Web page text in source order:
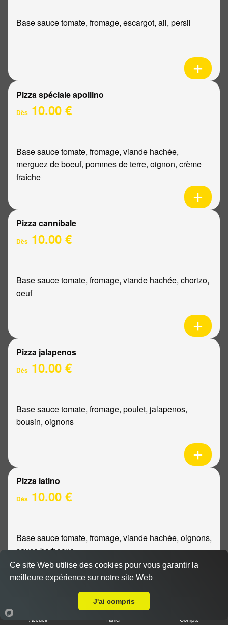
Base sauce tomate, fromage, escargot, ail, persil
Pizza spéciale apollino
Dès 10.00 €
Base sauce tomate, fromage, viande hachée,
merguez de boeuf, pommes de terre, oignon, crème
fraîche
Pizza cannibale
Dès 10.00 €
Base sauce tomate, fromage, viande hachée, chorizo,
oeuf
Pizza jalapenos
Dès 10.00 €
Base sauce tomate, fromage, poulet, jalapenos,
bousin, oignons
Pizza latino
Dès 10.00 €
Base sauce tomate, fromage, viande hachée, oignons,
sauce barbecue
Accueil Panier Compte
Ce site Web utilise des cookies pour vous garantir la
meilleure expérience sur notre site Web
J'ai compris